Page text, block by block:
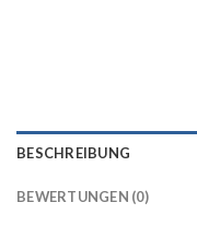
BESCHREIBUNG
BEWERTUNGEN (0)